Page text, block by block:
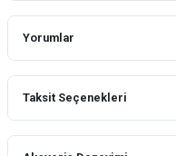
Yorumlar
Taksit Seçenekleri